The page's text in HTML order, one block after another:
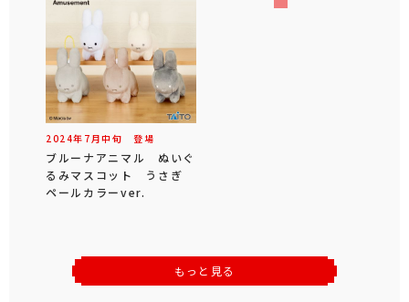
2024年 7 月中旬 登場
ブルーナアニマル ぬいぐ
るみマスコット うさぎ
ペールカラーver.
もっと見る